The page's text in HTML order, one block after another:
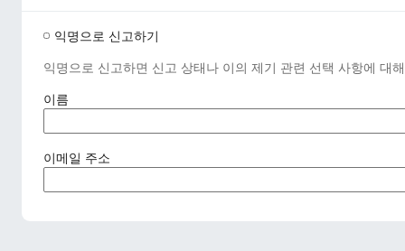
익명으로 신고하기
익명으로 신고하면 신고 상태나 이의 제기 관련 선택 사항에 대
이름
수
사
)
이메일 주소
수